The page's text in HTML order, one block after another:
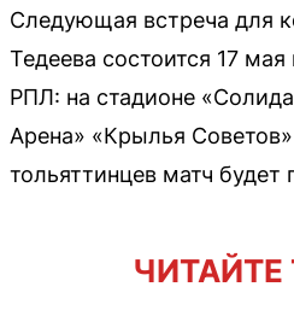
Следующая встреча для
Тедеева состоится 17
РПЛ: на стадионе
Арена» «Крылья
тольяттинцев матч будет